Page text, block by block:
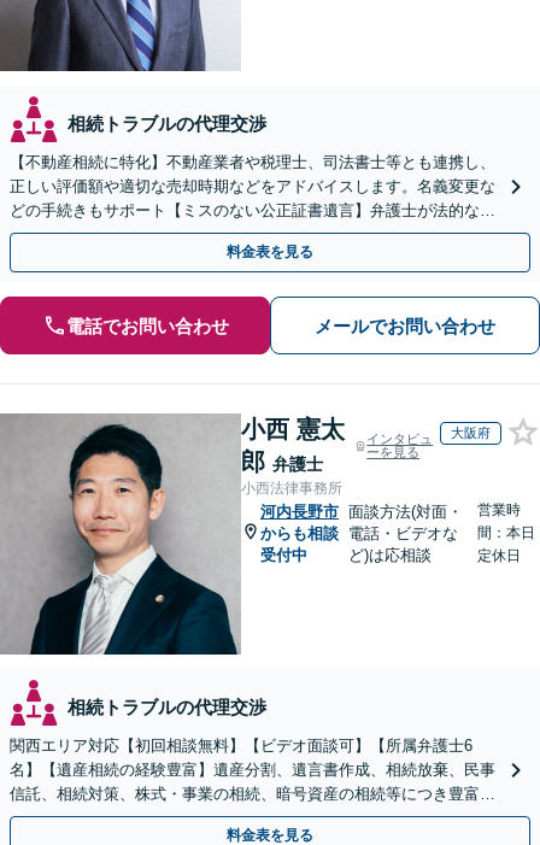
相続トラブルの代理交渉
【不動産相続に特化】不動産業者や税理士、司法書士等とも連携し、
正しい評価額や適切な売却時期などをアドバイスします。名義変更な
どの手続きもサポート【ミスのない公正証書遺言】弁護士が法的な観
点から遺言書を作成します。
料金表を見る
電話でお問い合わせ メールでお問い合わせ
小西 憲太
郎 弁護士
インタビュ
ーを見る
大阪府
小西法律事務所
河内長野市
からも相談
受付中
面談方法(対面・
電話・ビデオな
ど)は応相談
営業時
間：本日
定休日
相続トラブルの代理交渉
関西エリア対応【初回相談無料】【ビデオ面談可】【所属弁護士6
名】【遺産相続の経験豊富】遺産分割、遺言書作成、相続放棄、民事
信託、相続対策、株式・事業の相続、暗号資産の相続等につき豊富な
対応実績。【バリアフリー】【完全個室対応】
料金表を見る